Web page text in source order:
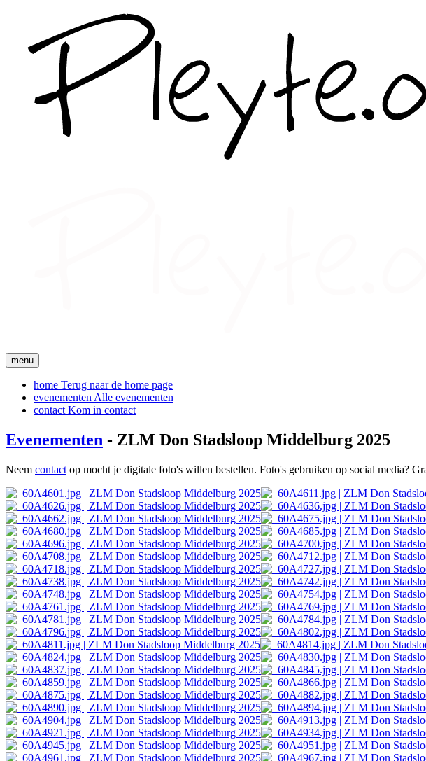
menu
home Terug naar de home page
evenementen Alle evenementen
contact Kom in contact
Evenementen - ZLM Don Stadsloop Middelburg 2025
Neem contact op mocht je digitale foto's willen bestellen. Foto's gebruiken op social media?